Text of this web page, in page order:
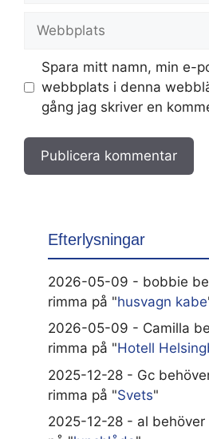
Spara mitt namn, min e-
webbplats i denna
gång jag skriver en
Efterlysningar
2026-05-09 - bobbie
rimma på "husvagn kabe
2026-05-09 - Camilla
rimma på "Hotell
2025-12-28 - Gc
rimma på "Svets"
2025-12-28 - al